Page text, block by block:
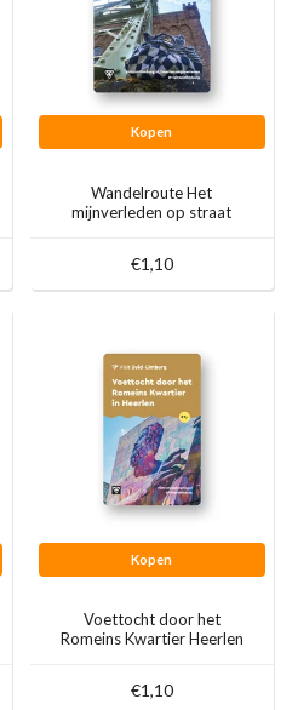
Kopen
Wandelroute Het
mijnverleden op straat
€1,10
Kopen
Voettocht door het
Romeins Kwartier Heerlen
€1,10